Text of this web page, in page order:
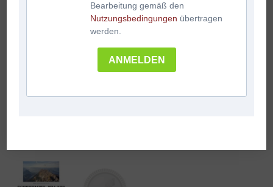
Bearbeitung gemäß den
Nutzungsbedingungen übertragen
werden.
ANMELDEN